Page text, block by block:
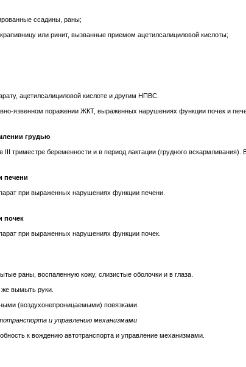
ссадины, раны;
или ринит, вызванные приемом ацетилсалициловой кислоты;
ацетилсалициловой кислоте и другим НПВС.
язвенном поражении ЖКТ, выраженных нарушениях функции почек и
грудью
триместре беременности и в период лактации (грудного
печени
при выраженных нарушениях функции печени.
почек
при выраженных нарушениях функции почек.
раны, воспаленную кожу, слизистые оболочки и в глаза.
вымыть руки.
(воздухонепроницаемыми) повязками.
и управлению механизмами
к вождению автотранспорта и управление механизмами.